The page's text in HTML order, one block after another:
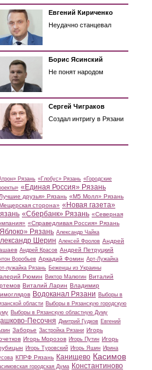
Евгений Кириченко
Неудачно станцевал
Борис Ясинский
Не понят народом
Сергей Чиграков
Создал интригу в Рязани
Рязань «Глобус» Рязань «Городские
«Единая Россия» Рязань
друзья» Рязань «М5 Молл» Рязань
сторона» «Новая газета»
«Сбербанк» Рязань «Северная
«Справедливая Россия» Рязань
Рязань Александр Чайка
Шерин Алексей Фролов Андрей
Андрей Красов Андрей Петруцкий
Воробьев Аркадий Фомин Арт-Лужайка
лужайка Рязань Беженцы из Украины
Рюмин Виктор Малюгин Виталий
Виталий Ларин Владимир
Водоканал Рязани Выборы в
области Выборы в Рязанскую городскую
Выборы в Рязанскую областную Думу
Песочня Дмитрий Гудков Евгений
Заборье Застройка Рязани Игорь
Игорь Морозов Игорь Путин Игорь
Игорь Туровский Игорь Яшин Ирина
КПРФ Рязань Канищево Касимов
городская Дума
Константиново